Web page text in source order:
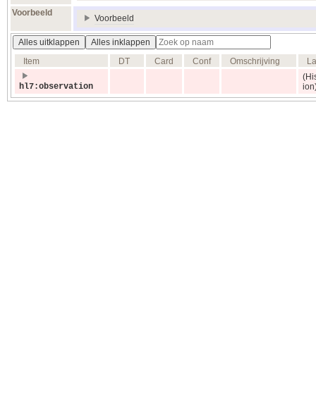
Voorbeeld
Voorbeeld
Alles uitklappen
Alles inklappen
Item
DT Card Conf Omschrijving
hl7:observation